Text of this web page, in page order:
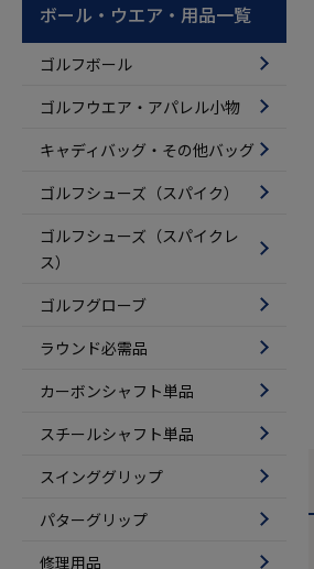
ボール・ウエア・用品一覧
ゴルフボール
ゴルフウエア・アパレル小物
キャディバッグ・その他バッグ
ゴルフシューズ（スパイク）
ゴルフシューズ（スパイクレ
ス）
ゴルフグローブ
ラウンド必需品
カーボンシャフト単品
スチールシャフト単品
スインググリップ
パターグリップ
修理用品